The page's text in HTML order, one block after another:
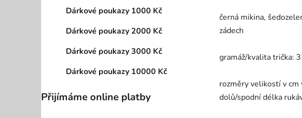
Dárkové poukazy 1000 Kč
Dárkové poukazy 2000 Kč
Dárkové poukazy 3000 Kč
Dárkové poukazy 10000 Kč
Přijímáme online platby
černá mikina,
zádech
gramáž/kvalita trička:
rozměry velikostí v
dolů/spodní délka